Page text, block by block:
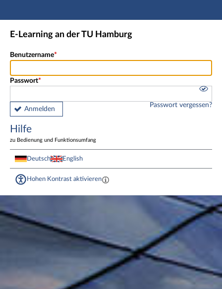
Hauptnavigation
Fußzeile
E-Learning an der TU Hamburg
Benutzername
Passwort
Anmelden
Passwort vergessen?
Hilfe
zu Bedienung und Funktionsumfang
Deutsch English
Hohen Kontrast aktivieren